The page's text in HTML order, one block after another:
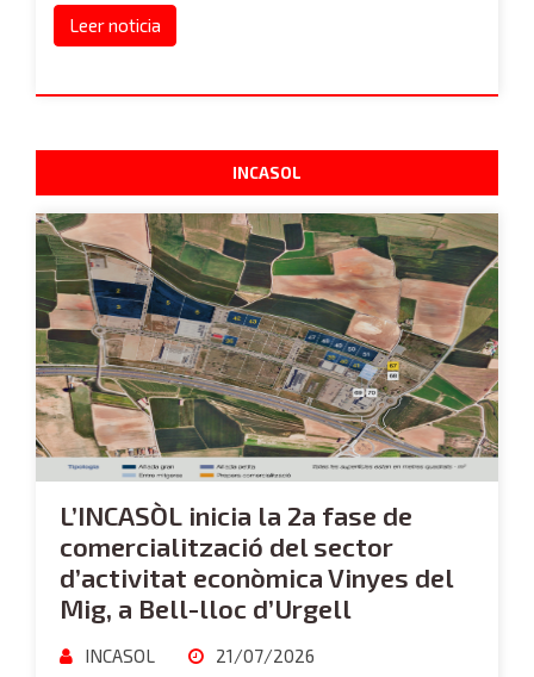
Leer noticia
INCASOL
L’INCASÒL inicia la 2a fase de
comercialització del sector
d’activitat econòmica Vinyes del
Mig, a Bell-lloc d’Urgell
INCASOL 21/07/2026